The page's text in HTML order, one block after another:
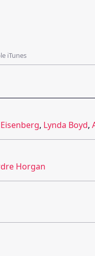
iTunes
, Lynda Boyd,
Horgan